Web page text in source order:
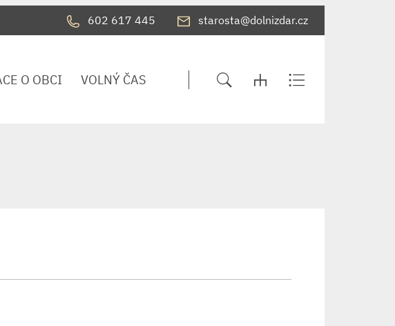
602 617 445 starosta@dolnizdar.cz
O OBCI VOLNÝ ČAS